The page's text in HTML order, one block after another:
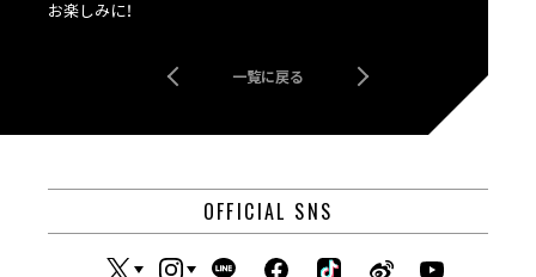
お楽しみに！
一覧に戻る
OFFICIAL SNS